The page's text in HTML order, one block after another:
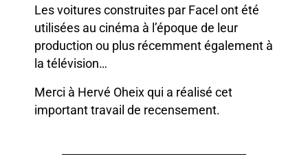
Les voitures construites par Facel ont été
utilisées au cinéma à l’époque de leur
production ou plus récemment également à
la télévision…
Merci à Hervé Oheix qui a réalisé cet
important travail de recensement.